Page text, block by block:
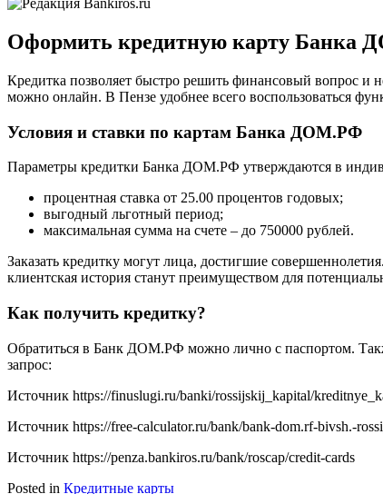
Оформить кредитную карту Банка
Кредитка позволяет быстро решить финансовый вопрос
можно онлайн. В Пензе удобнее всего воспользоваться
Условия и ставки по картам Банка ДОМ.РФ
Параметры кредитки Банка ДОМ.РФ утверждаются в
процентная ставка от 25.00 процентов годовых;
выгодный льготный период;
максимальная сумма на счете – до 750000 рублей.
Заказать кредитку могут лица, достигшие
клиентская история станут преимуществом для
Как получить кредитку?
Обратиться в Банк ДОМ.РФ можно лично с паспортом.
запрос:
Источник https://finuslugi.ru/banki/rossijskij_kapital/
Источник https://free-calculator.ru/bank/bank-dom.rf-bivsh.-
Источник https://penza.bankiros.ru/bank/roscap/credit-cards
Posted in Кредитные карты